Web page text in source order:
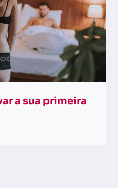
a sua primeira